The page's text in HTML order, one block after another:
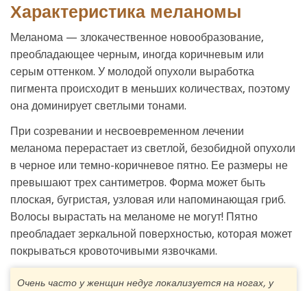
Характеристика меланомы
Меланома — злокачественное новообразование,
преобладающее черным, иногда коричневым или
серым оттенком. У молодой опухоли выработка
пигмента происходит в меньших количествах, поэтому
она доминирует светлыми тонами.
При созревании и несвоевременном лечении
меланома перерастает из светлой, безобидной опухоли
в черное или темно-коричневое пятно. Ее размеры не
превышают трех сантиметров. Форма может быть
плоская, бугристая, узловая или напоминающая гриб.
Волосы вырастать на меланоме не могут! Пятно
преобладает зеркальной поверхностью, которая может
покрываться кровоточивыми язвочками.
Очень часто у женщин недуг локализуется на ногах, у